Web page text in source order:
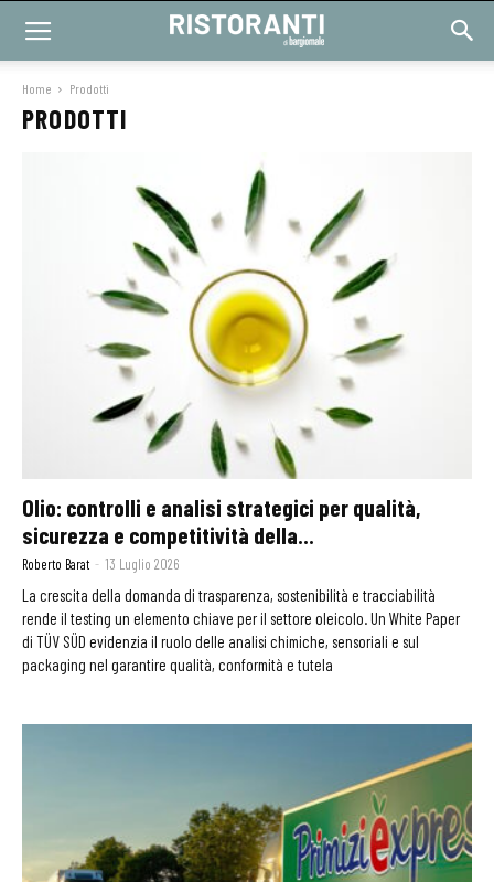
Home Prodotti
PRODOTTI
Olio: controlli e analisi strategici per qualità,
sicurezza e competitività della...
Roberto Barat - 13 Luglio 2026
La crescita della domanda di trasparenza, sostenibilità e tracciabilità
rende il testing un elemento chiave per il settore oleicolo. Un White Paper
di TÜV SÜD evidenzia il ruolo delle analisi chimiche, sensoriali e sul
packaging nel garantire qualità, conformità e tutela